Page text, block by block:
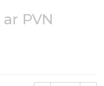
ar PVN